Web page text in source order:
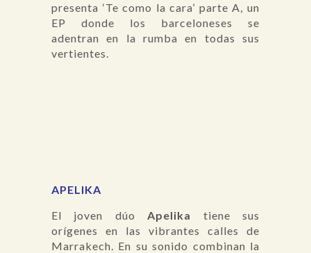
presenta ‘Te como la cara’ parte A, un
EP donde los barceloneses se
adentran en la rumba en todas sus
vertientes.
APELIKA
El joven dúoApelika
tiene sus
orígenes en las vibrantes calles de
Marrakech. En su sonido combinan la